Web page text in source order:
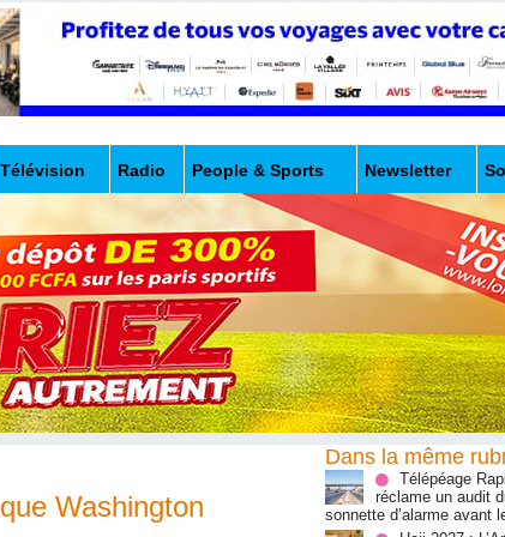
Télévision Radio People & Sports Newsletter
Washington
Dans la même
Télépéage
réclame un audit
sonnette d’alarme avant